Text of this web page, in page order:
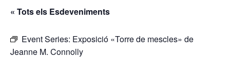
« Tots els Esdeveniments
Event Series: Exposició «Torre de mescles» de
Jeanne M. Connolly